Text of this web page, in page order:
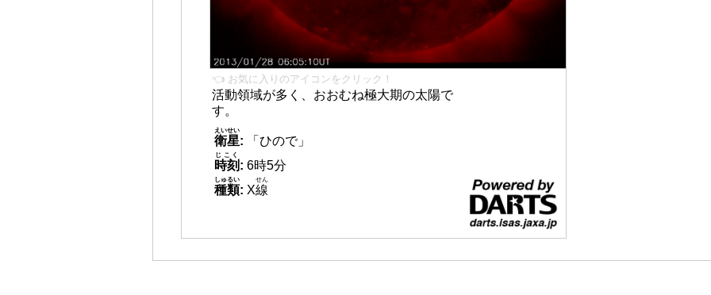
👈 お気に入りのアイコンをクリック！
活動領域が多く、おおむね極大期の太陽で
す。
衛星
えいせい
:
「ひので」
時刻
じこく
: 6時5分
種類
しゅるい
: X線
せん